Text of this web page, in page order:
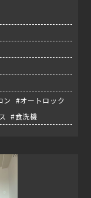
ン #オートロック
#食洗機